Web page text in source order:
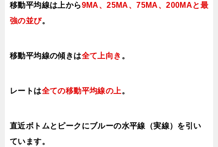
移動平均線は上から9MA、25MA、75MA、200MAと最
強の並び。
移動平均線の傾きは全て上向き 。
レートは全ての移動平均線の上。
直近ボトムとピークにブルーの水平線（実線）を引い
ています。